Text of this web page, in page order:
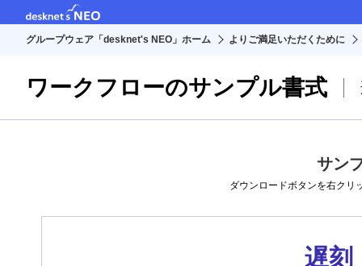
グループウェア「desknet's NEO」ホーム よりご満足いただくために
ワークフローのサンプル書式
サン
ダウンロードボタンを右クリ
遅刻